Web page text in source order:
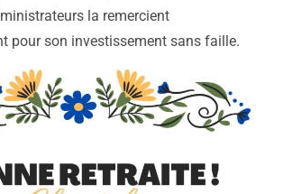
la remercient
pour son investissement sans faille.